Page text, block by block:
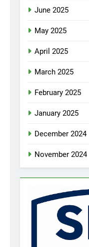
June 2025
May 2025
April 2025
March 2025
February 2025
January 2025
December 2024
November 2024